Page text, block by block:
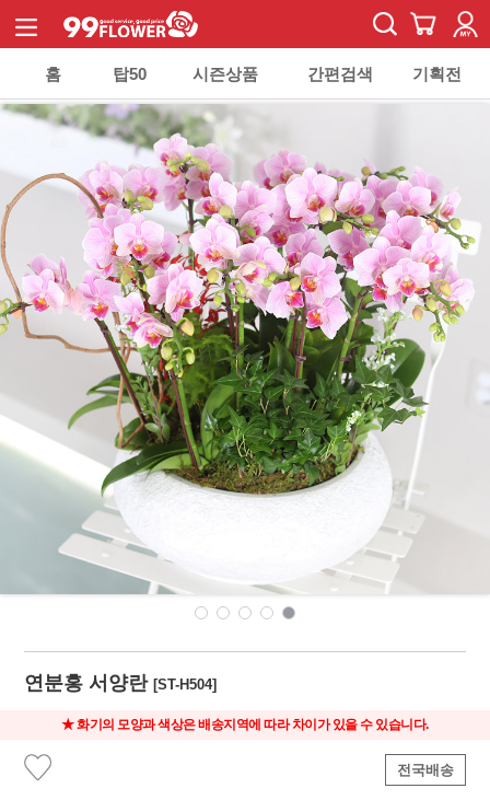
홈 탑50 시즌상품 간편검색 기획전
연분홍 서양란[ST-H504]
★ 화기의 모양과 색상은 배송지역에 따라 차이가 있을 수 있습니다.
전국배송